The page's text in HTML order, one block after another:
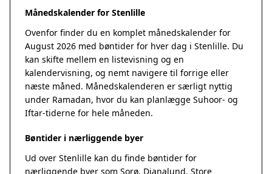
Månedskalender for Stenlille
Ovenfor finder du en komplet månedskalender for
August 2026 med bøntider for hver dag i Stenlille. Du
kan skifte mellem en listevisning og en
kalendervisning, og nemt navigere til forrige eller
næste måned. Månedskalenderen er særligt nyttig
under Ramadan, hvor du kan planlægge Suhoor- og
Iftar-tiderne for hele måneden.
Bøntider i nærliggende byer
Ud over Stenlille kan du finde bøntider for
nærliggende byer som Sorø, Dianalund, Store